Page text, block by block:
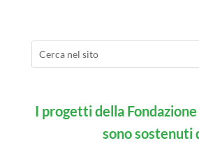
I progetti della
sono sostenuti